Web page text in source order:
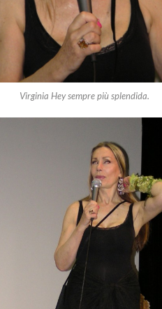
Virginia Hey sempre più splendida.